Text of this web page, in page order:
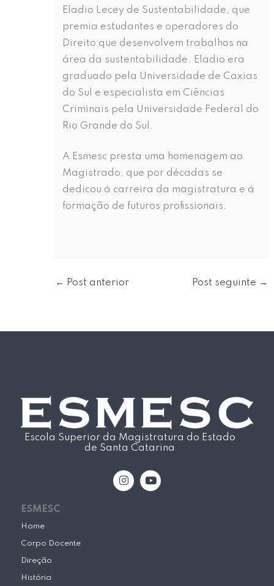
Eladio Lecey de Sustentabilidade, que
premia estudantes e operadores do
Direito que desenvolvem trabalhos na
área da sustentabilidade. Eladio era
graduado pela Universidade de Caxias
do Sul e especialista em Ciências
Criminais pela Universidade Federal do
Rio Grande do Sul.
A Esmesc presta uma homenagem ao
Magistrado, que por décadas se
dedicou à carreira da magistratura e à
formação de futuros profissionais.
← Post anterior Post seguinte →
Escola Superior da Magistratura do Estado
de Santa Catarina
I
n
Y
o
ESMESC
Home
Corpo Docente
Direção
História